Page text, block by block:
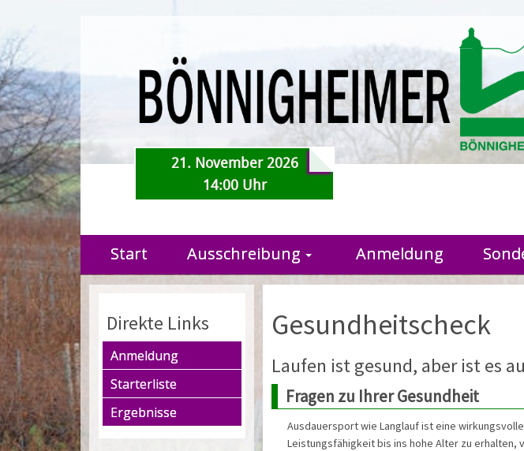
21. November 2026
14:00 Uhr
Start Ausschreibung Anmeldung
Direkte Links
Anmeldung
Starterliste
Ergebnisse
Gesundheitscheck
Laufen ist gesund, aber ist es
Fragen zu Ihrer Gesundheit
Ausdauersport wie Langlauf ist eine
Leistungsfähigkeit bis ins hohe Alter zu erhalten,